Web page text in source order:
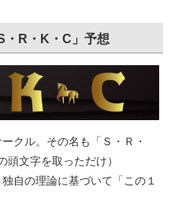
・R・K・C」予想
クル。その名も「Ｓ・Ｒ・
頭文字を取っただけ）
自の理論に基づいて「この１